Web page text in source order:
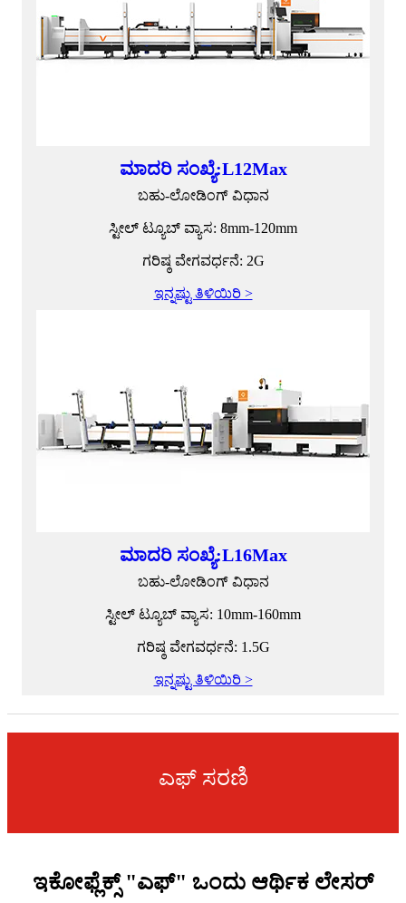
ಮಾದರಿ ಸಂಖ್ಯೆ:L12Max
ಬಹು-ಲೋಡಿಂಗ್ ವಿಧಾನ
ಸ್ಟೀಲ್ ಟ್ಯೂಬ್ ವ್ಯಾಸ: 8mm-120mm
ಗರಿಷ್ಠ ವೇಗವರ್ಧನೆ: 2G
ಇನ್ನಷ್ಟು ತಿಳಿಯಿರಿ >
ಮಾದರಿ ಸಂಖ್ಯೆ:L16Max
ಬಹು-ಲೋಡಿಂಗ್ ವಿಧಾನ
ಸ್ಟೀಲ್ ಟ್ಯೂಬ್ ವ್ಯಾಸ: 10mm-160mm
ಗರಿಷ್ಠ ವೇಗವರ್ಧನೆ: 1.5G
ಇನ್ನಷ್ಟು ತಿಳಿಯಿರಿ >
ಎಫ್ ಸರಣಿ
ಇಕೋಫ್ಲೆಕ್ಸ್ "ಎಫ್" ಒಂದು ಆರ್ಥಿಕ ಲೇಸರ್